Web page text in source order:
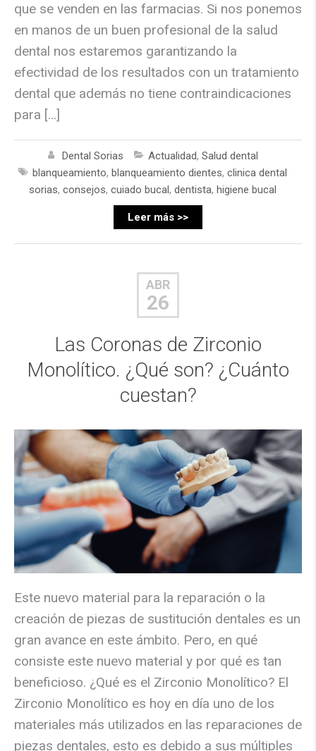
que se venden en las farmacias. Si nos ponemos
en manos de un buen profesional de la salud
dental nos estaremos garantizando la
efectividad de los resultados con un tratamiento
dental que además no tiene contraindicaciones
para […]
Dental Sorias Actualidad, Salud dental
blanqueamiento, blanqueamiento dientes, clinica dental
sorias, consejos, cuiado bucal, dentista, higiene bucal
Leer más >>
ABR
26
Las Coronas de Zirconio
Monolítico. ¿Qué son? ¿Cuánto
cuestan?
Este nuevo material para la reparación o la
creación de piezas de sustitución dentales es un
gran avance en este ámbito. Pero, en qué
consiste este nuevo material y por qué es tan
beneficioso. ¿Qué es el Zirconio Monolítico? El
Zirconio Monolítico es hoy en día uno de los
materiales más utilizados en las reparaciones de
piezas dentales, esto es debido a sus múltiples